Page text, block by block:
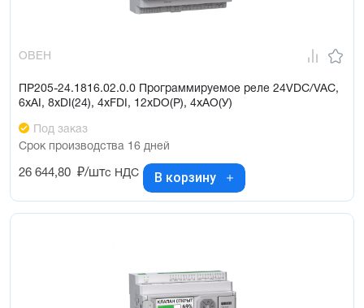
ОВЕН
ПР205-24.1816.02.0.0 Программируемое реле 24VDC/VAC,
6xAI, 8xDI(24), 4xFDI, 12xDO(Р), 4xAO(У)
Под заказ
Срок производства 16 дней
26 644,80 ₽/штс НДС В корзину